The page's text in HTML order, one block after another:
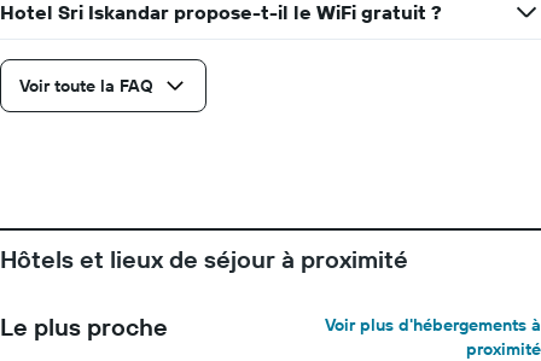
Hotel Sri Iskandar propose-t-il le WiFi gratuit ?
Voir toute la FAQ
Hôtels et lieux de séjour à proximité
Le plus proche
Voir plus d'hébergements à
proximité